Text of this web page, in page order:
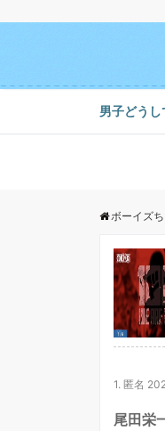
男子どうし
ボーイズ
1. 匿名
尾田栄